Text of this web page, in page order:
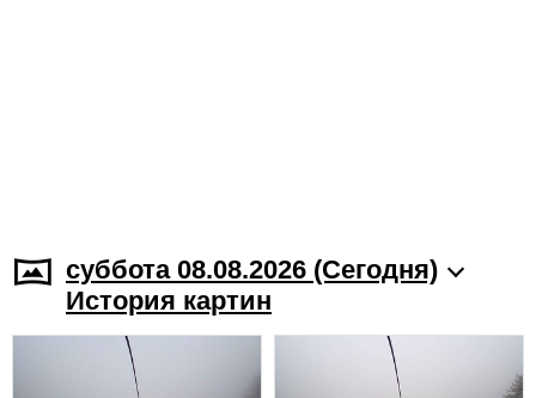
суббота 08.08.2026 (Cегодня)
История картин